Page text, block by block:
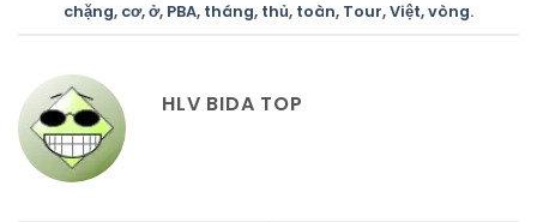
chặng, cơ,ở, PBA, tháng, thủ, toàn, Tour,Việt,vòng.
HLV BIDA TOP